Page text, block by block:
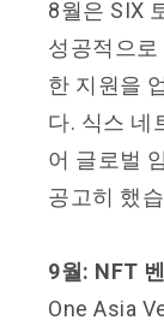
8월은 SIX
성공적으
한 지원을
다. 식스 네
어 글로벌
공고히 했
9월: NFT
One Asia